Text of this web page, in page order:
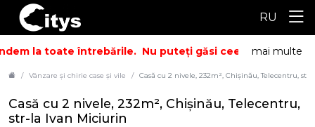
RU
la toate întrebările. Nu puteți găsi ceea ce căutați?
mai multe
Vânzare și chirie case şi vile Casă cu 2 nivele, 232m², Chișinău, Telecentru,
Casă cu 2 nivele, 232m², Chișinău, Telecentru,
str-la Ivan Miciurin